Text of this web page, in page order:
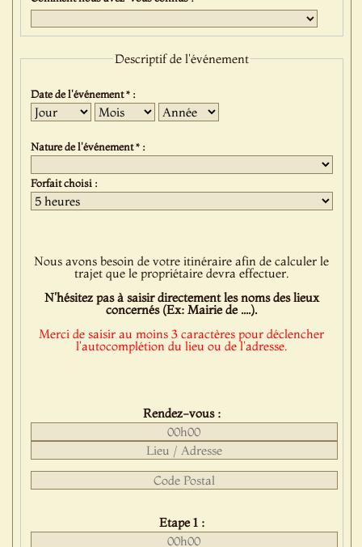
Descriptif de l'événement
Date de l'événement * :
Jour Mois Année
Nature de l'événement * :
Forfait choisi :
Nous avons besoin de votre itinéraire afin de calculer le
trajet que le propriétaire devra effectuer.
N'hésitez pas à saisir directement les noms des lieux
concernés (Ex: Mairie de ....).
Merci de saisir au moins 3 caractères pour déclencher
l'autocomplétion du lieu ou de l'adresse.
Rendez-vous :
Etape 1 :